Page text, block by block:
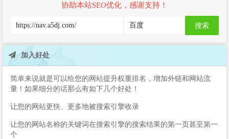
协助本站SEO优化，感谢支持！
搜索
加入好处
简单来说就是可以给您的网站提升权重排名，增加外链和网站流
量！如果细分的话那么有如下几个好处！
让您的网站更快、更多地被搜索引擎收录
让您的网站名称的关键词在搜索引擎的搜索结果的第一页甚至第一
个